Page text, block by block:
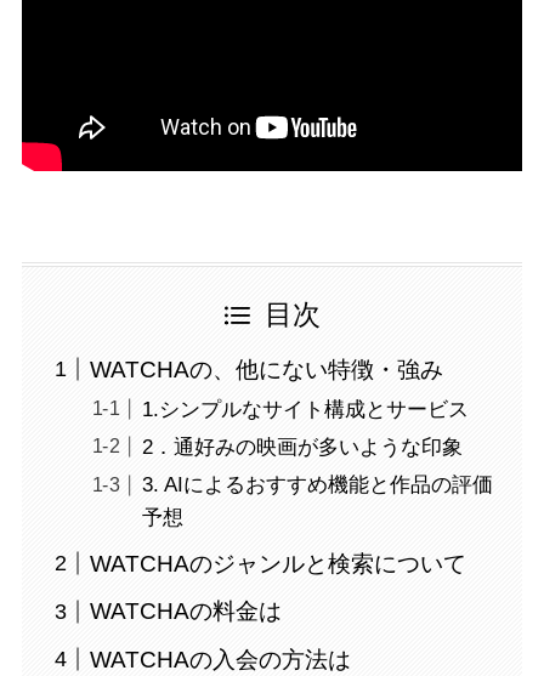
目次
WATCHAの、他にない特徴・強み
1.シンプルなサイト構成とサービス
2．通好みの映画が多いような印象
3. AIによるおすすめ機能と作品の評価
予想
WATCHAのジャンルと検索について
WATCHAの料金は
WATCHAの入会の方法は